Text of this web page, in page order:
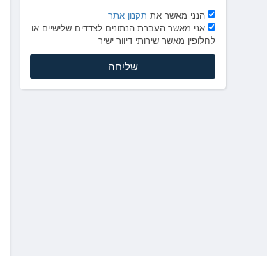
הנני מאשר את תקנון אתר
אני מאשר העברת הנתונים לצדדים שלישיים או
לחלופין מאשר שירותי דיוור ישיר